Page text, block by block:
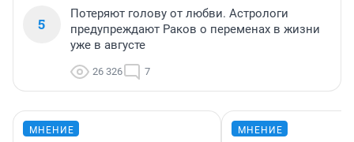
5
Потеряют голову от любви. Астрологи
предупреждают Раков о переменах в жизни
уже в августе
26 326 7
МНЕНИЕ МНЕНИЕ